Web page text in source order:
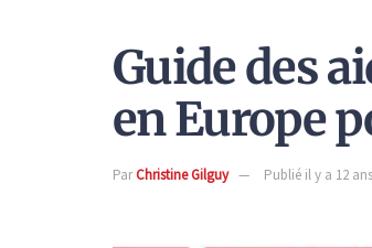
Guide des
en Europe
ParChristine Gilguy Publié il y a 12 ans